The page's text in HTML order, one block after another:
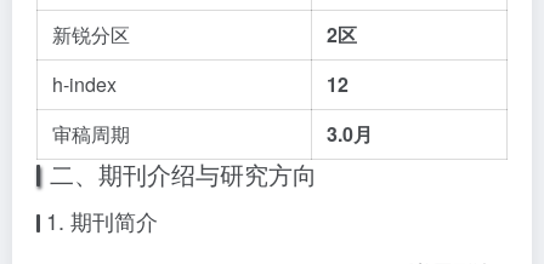
新锐分区
2区
h-index
12
审稿周期
3.0月
二、期刊介绍与研究方向
1. 期刊简介